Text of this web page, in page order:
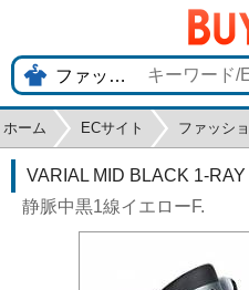
ホーム ECサイト ファッシ
VARIAL MID BLACK 1-RAY
静脈中黒1線イエローF.